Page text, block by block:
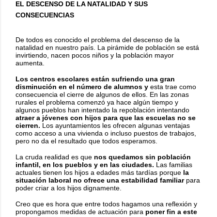
EL DESCENSO DE LA NATALIDAD Y SUS
CONSECUENCIAS
De todos es conocido el problema del descenso de la
natalidad en nuestro país. La pirámide de población se está
invirtiendo, nacen pocos niños y la población mayor
aumenta.
Los centros escolares están sufriendo una gran
disminución en el número de alumnos y esta trae como
consecuencia el cierre de algunos de ellos. En las zonas
rurales el problema comenzó ya hace algún tiempo y
algunos pueblos han intentado la repoblación intentando
atraer a jóvenes con hijos para que las escuelas no se
cierren. Los ayuntamientos les ofrecen algunas ventajas
como acceso a una vivienda o incluso puestos de trabajos,
pero no da el resultado que todos esperamos.
La cruda realidad es que nos quedamos sin población
infantil, en los pueblos y en las ciudades. Las familias
actuales tienen los hijos a edades más tardías porque la
situación laboral no ofrece una estabilidad familiarpara
poder criar a los hijos dignamente.
Creo que es hora que entre todos hagamos una reflexión y
propongamos medidas de actuación para poner fin a este